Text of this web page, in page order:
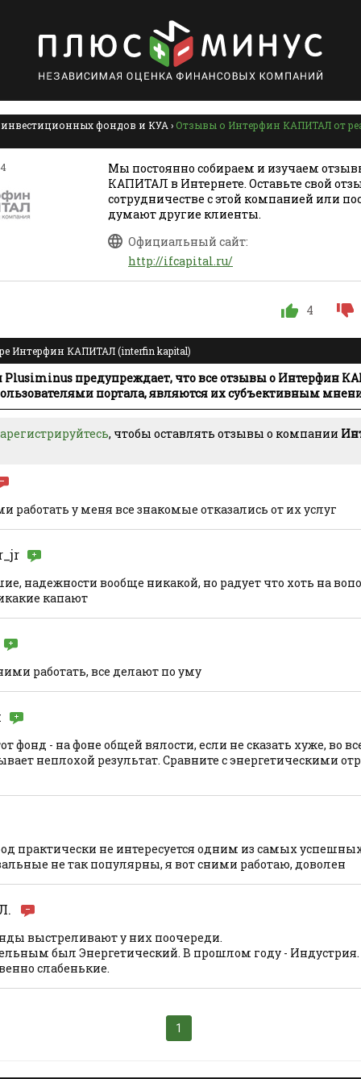
инвестиционных фондов и КУА › Отзывы о Интерфин КАПИТАЛ от
Мы постоянно собираем и изучаем
КАПИТАЛ в Интернете. Оставьте свой
сотрудничестве с этой компанией или
думают другие клиенты.
Официальный сайт:
http://ifcapital.ru/
4
Интерфин КАПИТАЛ (interfin kapital)
предупреждает, что все отзывы о Интерфин
портала, являются их субъективным
, чтобы оставлять отзывы о компании
работать у меня все знакомые отказались от их услуг
надежности вообще никакой, но радует что хоть на
капают
работать, все делают по уму
фонд - на фоне общей вялости, если не сказать хуже, во
неплохой результат. Сравните с энергетическими
практически не интересуется одним из самых
не так популярны, я вот сними работаю, доволен
выстреливают у них поочереди.
был Энергетический. В прошлом году - Индустрия.
слабенькие.
1